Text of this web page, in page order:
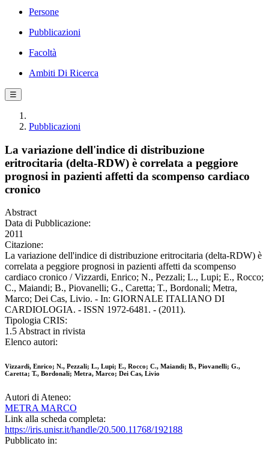
Persone
Pubblicazioni
Facoltà
Ambiti Di Ricerca
☰
Pubblicazioni
La variazione dell'indice di distribuzione
eritrocitaria (delta-RDW) è correlata a peggiore
prognosi in pazienti affetti da scompenso cardiaco
cronico
Abstract
Data di Pubblicazione:
2011
Citazione:
La variazione dell'indice di distribuzione eritrocitaria (delta-RDW) è
correlata a peggiore prognosi in pazienti affetti da scompenso
cardiaco cronico / Vizzardi, Enrico; N., Pezzali; L., Lupi; E., Rocco;
C., Maiandi; B., Piovanelli; G., Caretta; T., Bordonali; Metra,
Marco; Dei Cas, Livio. - In: GIORNALE ITALIANO DI
CARDIOLOGIA. - ISSN 1972-6481. - (2011).
Tipologia CRIS:
1.5 Abstract in rivista
Elenco autori:
Vizzardi, Enrico; N., Pezzali; L., Lupi; E., Rocco; C., Maiandi; B., Piovanelli; G.,
Caretta; T., Bordonali; Metra, Marco; Dei Cas, Livio
Autori di Ateneo:
METRA MARCO
Link alla scheda completa:
https://iris.unisr.it/handle/20.500.11768/192188
Pubblicato in: